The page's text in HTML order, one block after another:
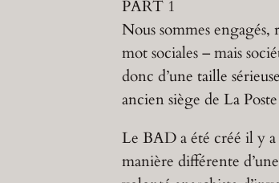
PART 1
Nous sommes
mot sociales – mais
donc d’une taille
ancien siège de La
Le BAD a été créé il y
manière différente